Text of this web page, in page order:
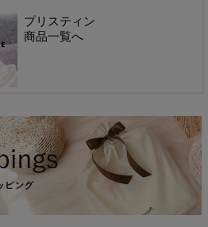
プリスティン
商品一覧へ